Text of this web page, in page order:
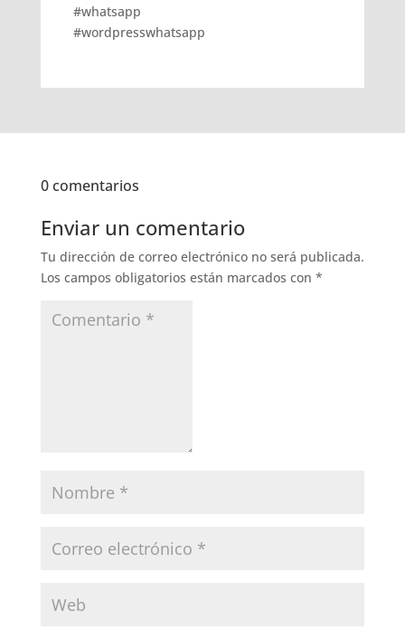
#whatsapp
#wordpresswhatsapp
0 comentarios
Enviar un comentario
Tu dirección de correo electrónico no será publicada.
Los campos obligatorios están marcados con *